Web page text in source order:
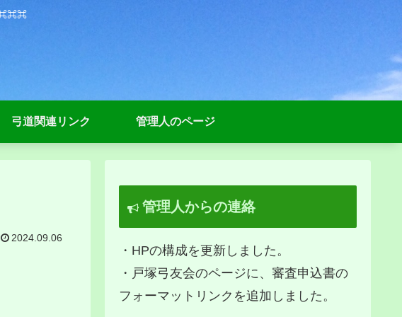
弓道関連リンク 管理人のページ
2024.09.06
管理人からの連絡
・HPの構成を更新しました。
・戸塚弓友会のページに、審査申込書の
フォーマットリンクを追加しました。